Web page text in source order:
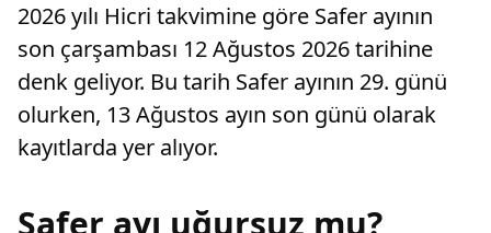
2026 yılı Hicri takvimine göre Safer ayının
son çarşambası 12 Ağustos 2026 tarihine
denk geliyor. Bu tarih Safer ayının 29. günü
olurken, 13 Ağustos ayın son günü olarak
kayıtlarda yer alıyor.
Safer ayı uğursuz mu?